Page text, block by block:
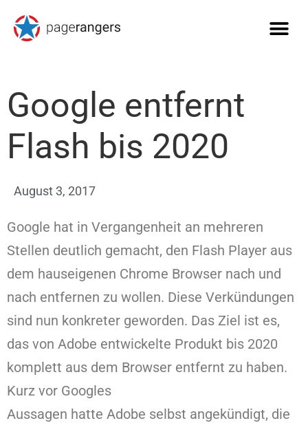
Google entfernt
Flash bis 2020
August 3, 2017
Google hat in Vergangenheit an mehreren
Stellen deutlich gemacht, den Flash Player aus
dem hauseigenen Chrome Browser nach und
nach entfernen zu wollen. Diese Verkündungen
sind nun konkreter geworden. Das Ziel ist es,
das von Adobe entwickelte Produkt bis 2020
komplett aus dem Browser entfernt zu haben.
Kurz vor Googles
Aussagen hatte Adobe selbst angekündigt, die